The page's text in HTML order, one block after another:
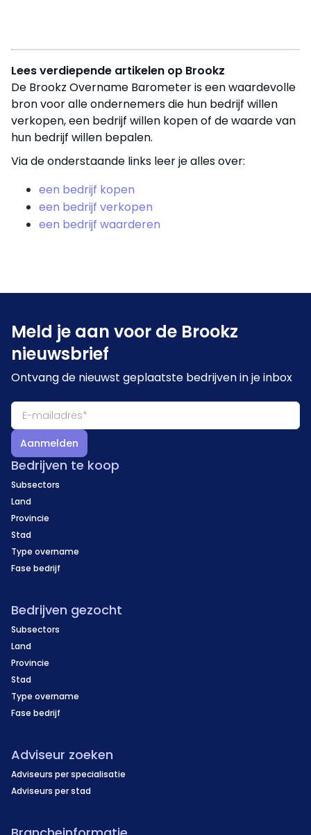
Lees verdiepende artikelen op Brookz
De Brookz Overname Barometer is een waardevolle
bron voor alle ondernemers die hun bedrijf willen
verkopen, een bedrijf willen kopen of de waarde van
hun bedrijf willen bepalen.
Via de onderstaande links leer je alles over:
een bedrijf kopen
een bedrijf verkopen
een bedrijf waarderen
Meld je aan voor de Brookz
nieuwsbrief
Ontvang de nieuwst geplaatste bedrijven in je inbox
Aanmelden
Bedrijven te koop
Subsectors
Land
Provincie
Stad
Type overname
Fase bedrijf
Bedrijven gezocht
Subsectors
Land
Provincie
Stad
Type overname
Fase bedrijf
Adviseur zoeken
Adviseurs per specialisatie
Adviseurs per stad